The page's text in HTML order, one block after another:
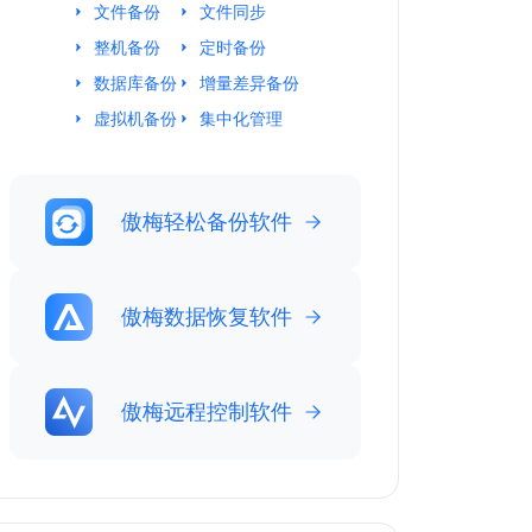
文件备份
整机备份
数据库备份
虚拟机备份
文件同步
定时备份
增量差异备份
集中化管理
傲梅轻松备份软件
傲梅数据恢复软件
傲梅远程控制软件